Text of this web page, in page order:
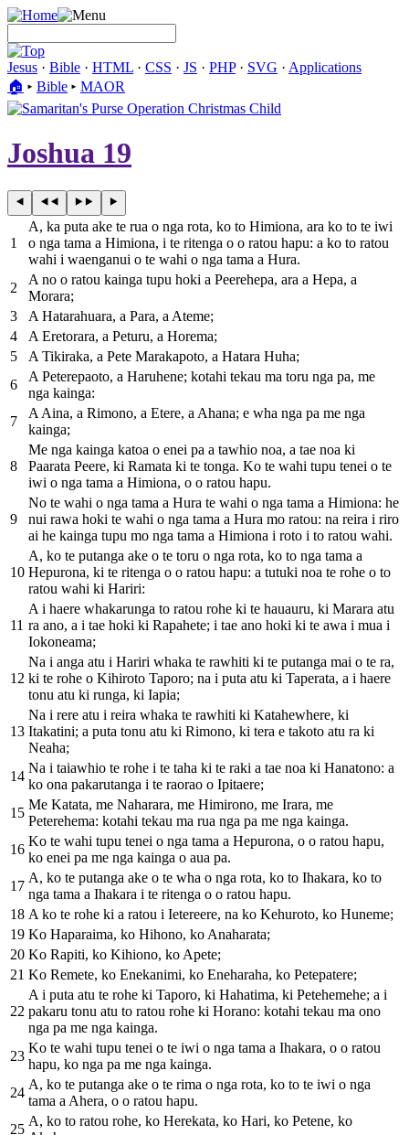
Jesus · Bible · HTML · CSS · JS · PHP· SVG · Applications
🏠︎ ▸ Bible ▸ MAOR
Joshua 19
1
A, ka puta ake te rua o nga rota, ko to Himiona, ara ko to te iwi
o nga tama a Himiona, i te ritenga o o ratou hapu: a ko to ratou
wahi i waenganui o te wahi o nga tama a Hura.
2
A no o ratou kainga tupu hoki a Peerehepa, ara a Hepa, a
Morara;
3
A Hatarahuara, a Para, a Ateme;
4
A Eretorara, a Peturu, a Horema;
5
A Tikiraka, a Pete Marakapoto, a Hatara Huha;
6
A Peterepaoto, a Haruhene; kotahi tekau ma toru nga pa, me
nga kainga:
7
A Aina, a Rimono, a Etere, a Ahana; e wha nga pa me nga
kainga;
8
Me nga kainga katoa o enei pa a tawhio noa, a tae noa ki
Paarata Peere, ki Ramata ki te tonga. Ko te wahi tupu tenei o te
iwi o nga tama a Himiona, o o ratou hapu.
9
No te wahi o nga tama a Hura te wahi o nga tama a Himiona: he
nui rawa hoki te wahi o nga tama a Hura mo ratou: na reira i riro
ai he kainga tupu mo nga tama a Himiona i roto i to ratou wahi.
10
A, ko te putanga ake o te toru o nga rota, ko to nga tama a
Hepurona, ki te ritenga o o ratou hapu: a tutuki noa te rohe o to
ratou wahi ki Hariri:
11
A i haere whakarunga to ratou rohe ki te hauauru, ki Marara atu
ra ano, a i tae hoki ki Rapahete; i tae ano hoki ki te awa i mua i
Iokoneama;
12
Na i anga atu i Hariri whaka te rawhiti ki te putanga mai o te ra,
ki te rohe o Kihiroto Taporo; na i puta atu ki Taperata, a i haere
tonu atu ki runga, ki Iapia;
13
Na i rere atu i reira whaka te rawhiti ki Katahewhere, ki
Itakatini; a puta tonu atu ki Rimono, ki tera e takoto atu ra ki
Neaha;
14
Na i taiawhio te rohe i te taha ki te raki a tae noa ki Hanatono: a
ko ona pakarutanga i te raorao o Ipitaere;
15
Me Katata, me Naharara, me Himirono, me Irara, me
Peterehema: kotahi tekau ma rua nga pa me nga kainga.
16
Ko te wahi tupu tenei o nga tama a Hepurona, o o ratou hapu,
ko enei pa me nga kainga o aua pa.
17
A, ko te putanga ake o te wha o nga rota, ko to Ihakara, ko to
nga tama a Ihakara i te ritenga o o ratou hapu.
18 A ko te rohe ki a ratou i Ietereere, na ko Kehuroto, ko Huneme;
19 Ko Haparaima, ko Hihono, ko Anaharata;
20 Ko Rapiti, ko Kihiono, ko Apete;
21 Ko Remete, ko Enekanimi, ko Eneharaha, ko Petepatere;
22
A i puta atu te rohe ki Taporo, ki Hahatima, ki Petehemehe; a i
pakaru tonu atu to ratou rohe ki Horano: kotahi tekau ma ono
nga pa me nga kainga.
23
Ko te wahi tupu tenei o te iwi o nga tama a Ihakara, o o ratou
hapu, ko nga pa me nga kainga.
24
A, ko te putanga ake o te rima o nga rota, ko to te iwi o nga
tama a Ahera, o o ratou hapu.
25
A, ko to ratou rohe, ko Herekata, ko Hari, ko Petene, ko